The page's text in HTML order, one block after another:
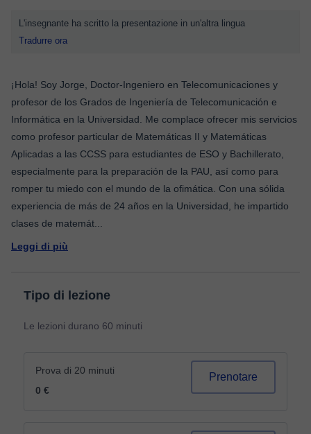
L'insegnante ha scritto la presentazione in un'altra lingua
Tradurre ora
¡Hola! Soy Jorge, Doctor-Ingeniero en Telecomunicaciones y
profesor de los Grados de Ingeniería de Telecomunicación e
Informática en la Universidad. Me complace ofrecer mis servicios
como profesor particular de Matemáticas II y Matemáticas
Aplicadas a las CCSS para estudiantes de ESO y Bachillerato,
especialmente para la preparación de la PAU, así como para
romper tu miedo con el mundo de la ofimática. Con una sólida
experiencia de más de 24 años en la Universidad, he impartido
clases de matemát
Leggi di più
Tipo di lezione
Le lezioni durano 60 minuti
Prova di 20 minuti
0 €
Prenotare